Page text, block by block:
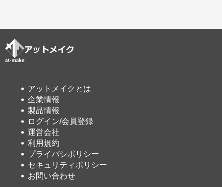
アットメイクとは
企業情報
製品情報
ログイン/会員登録
運営会社
利用規約
プライバシポリシー
セキュリティポリシー
お問い合わせ